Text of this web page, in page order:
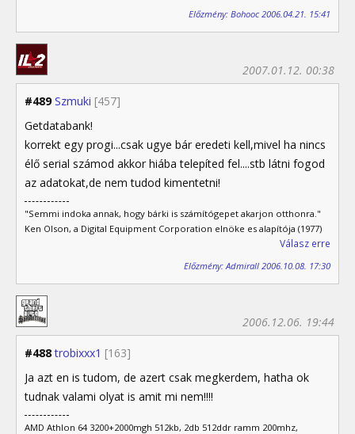
Előzmény: Bohooc 2006.04.21. 15:41
#489 Szmuki [457]
2007.01.12. 00:38
Getdatabank!
korrekt egy progi...csak ugye bár eredeti kell,mivel ha nincs
élő serial számod akkor hiába telepíted fel....stb látni fogod
az adatokat,de nem tudod kimentetni!
"Semmi indoka annak, hogy bárki is számítógepet akarjon otthonra."
Ken Olson, a Digital Equipment Corporation elnöke es alapítója (1977)
Válasz erre
Előzmény: Admirall 2006.10.08. 17:30
#488 trobixxx1 [163]
2006.12.06. 19:44
Ja azt en is tudom, de azert csak megkerdem, hatha ok
tudnak valami olyat is amit mi nem!!!!
AMD Athlon 64 3200+2000mgh 512kb, 2db 512ddr ramm 200mhz,